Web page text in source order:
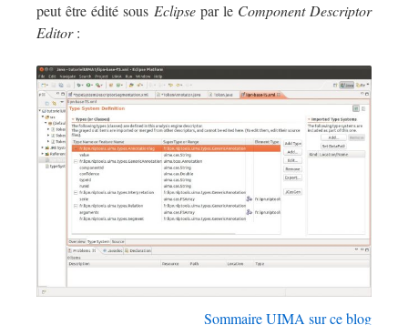
peut être édité sous Eclipsepar le Component Descriptor
Editor:
Sommaire UIMA sur ce blog